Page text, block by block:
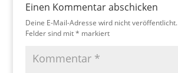
Einen Kommentar abschicken
Deine E-Mail-Adresse wird nicht veröffentlicht.
Felder sind mit* markiert